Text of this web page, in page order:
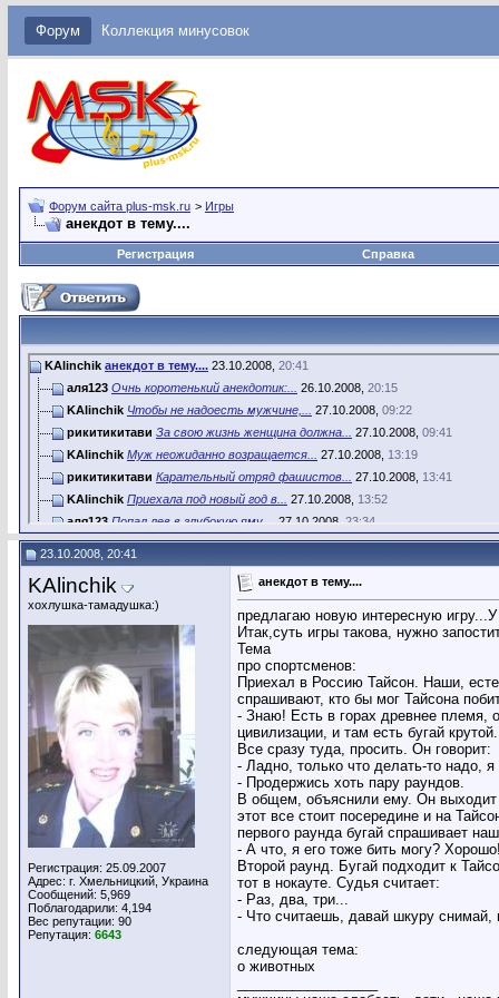
Форум Коллекция минусовок
Форум сайта plus-msk.ru > Игры
анекдот в тему....
Регистрация Справка
KAlinchik анекдот в тему.... 23.10.2008, 20:41
аля123 Очнь коротенький анекдотик:... 26.10.2008, 20:15
KAlinchik Чтобы не надоесть мужчине,... 27.10.2008, 09:22
рикитикитави За свою жизнь женщина должна... 27.10.2008, 09:41
KAlinchik Муж неожиданно возращается... 27.10.2008, 13:19
рикитикитави Карательный отряд фашистов... 27.10.2008, 13:41
KAlinchik Пpиехала под новый год в... 27.10.2008, 13:52
аля123 Попал лев в глубокую яму.... 27.10.2008, 23:34
рикитикитави Играет KISS на сцене. ...28.10.2008,00:48
Ируся -Доктор, вы знаете,- говорит...28.10.2008,01:54
goluba
Едет автобус по маршруту,...28.10.2008,
аля123 Богатая леди пришла на свой...28.10.2008,02:19
Командир танка задает вопрос...28.10.2008,02:28
аля123
А следующая тема? 28.10.2008,
Ируся аля123, Пардон. Забылась....28.10.2008,02:37
аля123
Заходит как-то Мужик к...28.10.2008,02:46
KAlinchik В одноместной палате больницы...28.10.2008,08:46
рикитикитави
Утро. Брезжит рассвет. В...28.10.2008,09:06
KAlinchik
Леонсио бежит за Изаурой по...28.10.2008,09:19
аля123
Виагра вышла под новым...28.10.2008,10:15
KAlinchik
аля123, а про что будет...28.10.2008,10:20
аля123
Ой, простите, увлеклась едой....28.10.2008,10:33
Путин заказал своему повару...28.10.2008,10:40
аля123 Муж и жена копят на...28.10.2008,10:46
KAlinchik Прибегает Винни Пух к... 28.10.2008,
аля123 Армянин пришел к фотографу и...28.10.2008,10:59
KAlinchik
- Вчера признался невесте во...28.10.2008,
На день рождения мама дарит...28.10.2008,
ну, самый распространенный,...28.10.2008,
23.10.2008, 20:41
KAlinchik
хохлушка-тамадушка:)
Регистрация: 25.09.2007
Адрес: г. Хмельницкий, Украина
Сообщений: 5,969
Поблагодарили: 4,194
Вес репутации: 90
Репутация: 6643
анекдот в тему....
предлагаю новую интересную
Итак,суть игры такова, нужно
Тема
про спортсменов:
Приехал в Россию Тайсон. Наши,
спрашивают, кто бы мог Тайсона
- Знаю! Есть в горах древнее племя,
цивилизации, и там есть бугай крутой.
Все сразу туда, просить. Он говорит:
- Ладно, только что делать-то надо,
- Продержись хоть пару раундов.
В общем, объяснили ему. Он выходит
этот все стоит посередине и на
первого раунда бугай спрашивает
- А что, я его тоже бить могу? Хорошо!
Второй раунд. Бугай подходит к
тот в нокауте. Судья считает:
- Раз, два, три...
- Что считаешь, давай шкуру снимай,
следующая тема:
о животных